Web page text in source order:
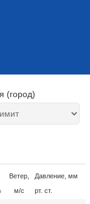
(город)
Ветер,
м/с
Давление, мм
рт. ст.